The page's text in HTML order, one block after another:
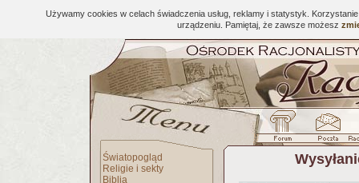
Używamy cookies w celach świadczenia usług, reklamy i statystyk.
urządzeniu. Pamiętaj, że zawsze możesz
Światopogląd
Religie i sekty
Biblia